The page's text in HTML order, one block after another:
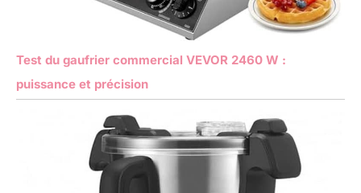
Test du gaufrier commercial VEVOR 2460 W :
puissance et précision